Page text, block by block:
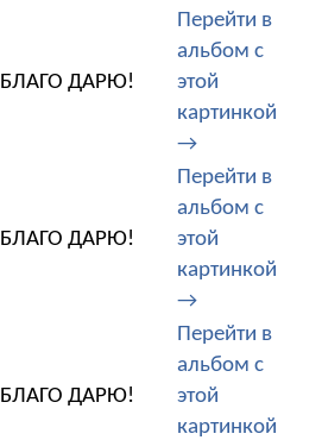
БЛАГО ДАРЮ!
Перейти в
альбом с
этой
картинкой
→
БЛАГО ДАРЮ!
Перейти в
альбом с
этой
картинкой
→
БЛАГО ДАРЮ!
Перейти в
альбом с
этой
картинкой